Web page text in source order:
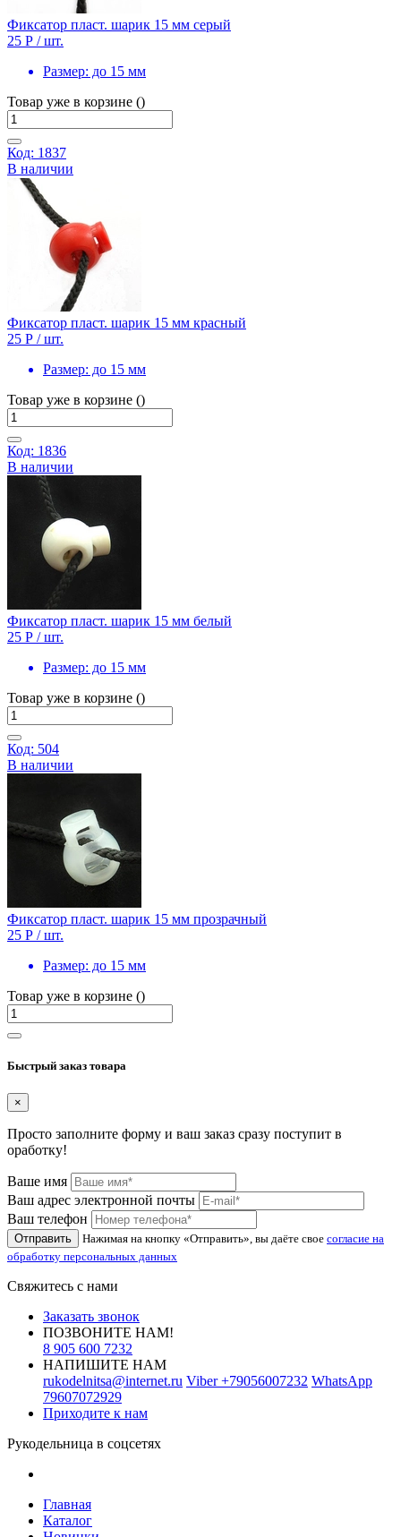
Фиксатор пласт. шарик 15 мм серый
25 Р / шт.
Размер: до 15 мм
Товар уже в корзине ()
Код: 1837
В наличии
Фиксатор пласт. шарик 15 мм красный
25 Р / шт.
Размер: до 15 мм
Товар уже в корзине ()
Код: 1836
В наличии
Фиксатор пласт. шарик 15 мм белый
25 Р / шт.
Размер: до 15 мм
Товар уже в корзине ()
Код: 504
В наличии
Фиксатор пласт. шарик 15 мм прозрачный
25 Р / шт.
Размер: до 15 мм
Товар уже в корзине ()
Быстрый заказ товара
×
Просто заполните форму и ваш заказ сразу поступит в
оработку!
Ваше имя
Ваш адрес электронной почты
Ваш телефон
Отправить Нажимая на кнопку «Отправить», вы даёте свое согласие на
обработку персональных данных
Свяжитесь с нами
Заказать звонок
ПОЗВОНИТЕ НАМ!
8 905 600 7232
НАПИШИТЕ НАМ
rukodelnitsa@internet.ru Viber+79056007232 WhatsApp
79607072929
Приходите к нам
Рукодельница в соцсетях
Главная
Каталог